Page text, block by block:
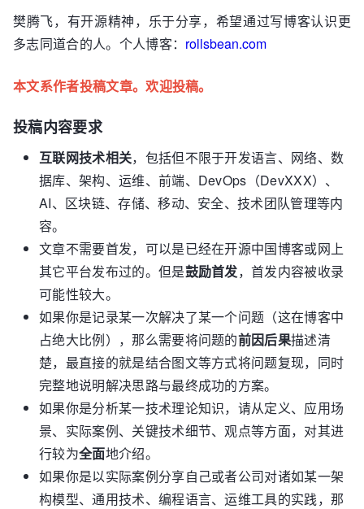
樊腾飞，有开源精神，乐于分享，希望通过写博客认识更
多志同道合的人。个人博客： rollsbean.com
本文系作者投稿文章。欢迎投稿。
投稿内容要求
互联网技术相关，包括但不限于开发语言、网络、数
据库、架构、运维、前端、DevOps（DevXXX）、
AI、区块链、存储、移动、安全、技术团队管理等内
容。
文章不需要首发，可以是已经在开源中国博客或网上
其它平台发布过的。但是鼓励首发，首发内容被收录
可能性较大。
如果你是记录某一次解决了某一个问题（这在博客中
占绝大比例），那么需要将问题的前因后果描述清
楚，最直接的就是结合图文等方式将问题复现，同时
完整地说明解决思路与最终成功的方案。
如果你是分析某一技术理论知识，请从定义、应用场
景、实际案例、关键技术细节、观点等方面，对其进
行较为全面地介绍。
如果你是以实际案例分享自己或者公司对诸如某一架
构模型、通用技术、编程语言、运维工具的实践，那